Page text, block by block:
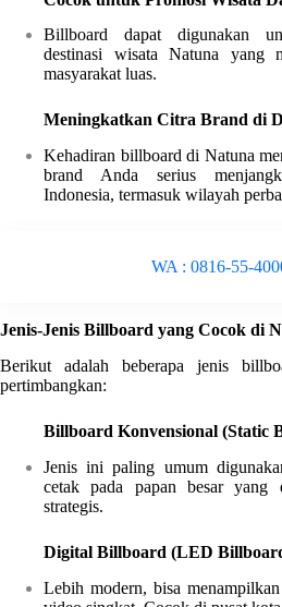
Billboard dapat digunakan
destinasi wisata Natuna yang
masyarakat luas.
Meningkatkan Citra Brand di
Kehadiran billboard di Natuna
brand Anda serius
Indonesia, termasuk wilayah
WA : 0816-55-
Jenis-Jenis Billboard yang Cocok di
Berikut adalah beberapa jenis
pertimbangkan:
Billboard Konvensional (Static
Jenis ini paling umum
cetak pada papan besar yang
strategis.
Digital Billboard (LED
Lebih modern, bisa